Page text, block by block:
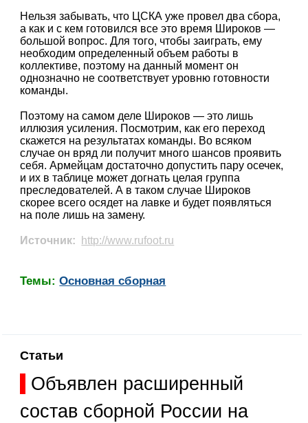
Нельзя забывать, что ЦСКА уже провел два сбора,
а как и с кем готовился все это время Широков —
большой вопрос. Для того, чтобы заиграть, ему
необходим определенный объем работы в
коллективе, поэтому на данный момент он
однозначно не соответствует уровню готовности
команды.
Поэтому на самом деле Широков — это лишь
иллюзия усиления. Посмотрим, как его переход
скажется на результатах команды. Во всяком
случае он вряд ли получит много шансов проявить
себя. Армейцам достаточно допустить пару осечек,
и их в таблице может догнать целая группа
преследователей. А в таком случае Широков
скорее всего осядет на лавке и будет появляться
на поле лишь на замену.
Источник: http://www.rufoot.ru
Темы:Основная сборная
Статьи
Объявлен расширенный
состав сборной России на